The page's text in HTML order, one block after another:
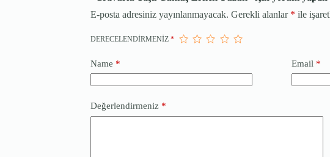
E-posta adresiniz yayınlanmayacak. Gerekli alanlar * ile
DERECELENDIRMENIZ *
Name * Email *
Değerlendirmeniz *